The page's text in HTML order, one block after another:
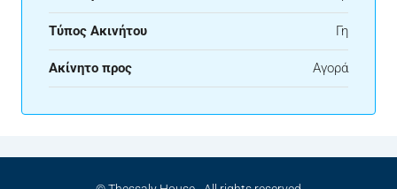
Τύπος Ακινήτου Γη
Ακίνητο προς Αγορά